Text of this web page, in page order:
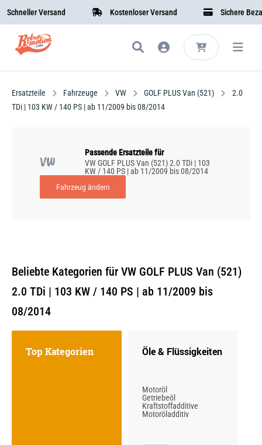
Versand Kostenloser Versand Sichere
Ersatzteile Fahrzeuge VW GOLF PLUS Van (521)
2.0
TDi | 103 KW / 140 PS | ab 11/2009 bis 08/2014
VW
Passende Ersatzteile für
VW GOLF PLUS Van (521) 2.0 TDi | 103
KW / 140 PS | ab 11/2009 bis 08/2014
Fahrzeug ändern
Beliebte Kategorien für VW GOLF PLUS Van (521)
2.0 TDi | 103 KW / 140 PS | ab 11/2009 bis
08/2014
Top Kategorien Öle & Flüssigkeiten
Motoröl
Getriebeöl
Kraftstoffadditive
Motoröladditiv